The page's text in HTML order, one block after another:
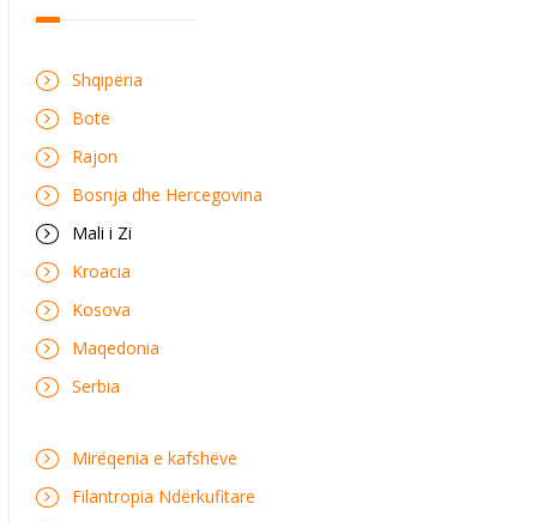
Shqipëria
Botë
Rajon
Bosnja dhe Hercegovina
Mali i Zi
Kroacia
Kosova
Maqedonia
Serbia
Mirëqenia e kafshëve
Filantropia Ndërkufitare